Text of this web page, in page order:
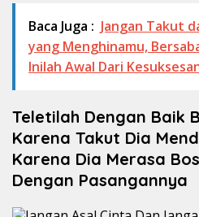
Baca Juga : Jangan Takut
yang Menghinamu,
Inilah Awal Dari
Teletilah Dengan Baik
Karena Takut Dia
Karena Dia Merasa
Dengan Pasangannya